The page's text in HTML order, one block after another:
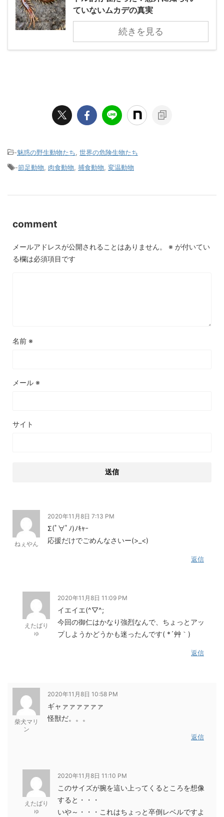
ていないムカデの真実
続きを見る
-魅惑の野生動物たち 世界の危険生物たち
-節足動物 肉食動物 捕食動物 変温動物
comment
メールアドレスが公開されることはありません。 ※ が付いてい
る欄は必須項目です
名前 ※
メール ※
サイト
ねぇやん
2020年11月8日 7:13 PM
Σ(ﾟ∀ﾟﾉ)ﾉｷｬｰ
応援だけでごめんなさいー(>_<)
返信
えたばり
ゅ
2020年11月8日 11:09 PM
イエイエ(^▽^;
今回の御仁はかなり強烈なんで、ちょっとアッ
プしようかどうかも迷ったんです( *´艸｀)
返信
柴犬マリ
ン
2020年11月8日 10:58 PM
ギャァァァァァァ
怪獣だ。。。
返信
えたばり
ゅ
2020年11月8日 11:10 PM
このサイズが腕を這い上ってくるところを想像
すると・・・
いや～・・・これはちょっと卒倒レベルですよ